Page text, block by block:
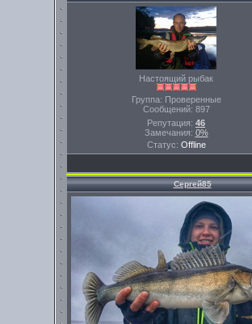
Настоящий рыбак
Группа: Проверенные
Сообщений: 897
Репутация: 46
Замечания: 0%
Статус: Offline
Сергей85